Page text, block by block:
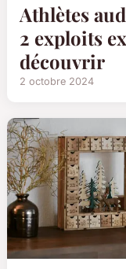
Athlètes
2 exploits
découvrir
2 octobre 2024